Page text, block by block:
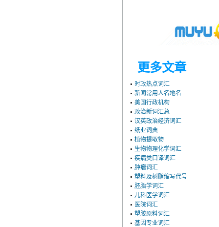
更多文章
时政热点词汇
新闻常用人名地名
美国行政机构
政治新词汇总
汉英政治经济词汇
纸业词典
植物提取物
生物物理化学词汇
疾病类口译词汇
肿瘤词汇
塑料及树脂缩写代号
胚胎学词汇
儿科医学词汇
医院词汇
塑胶原料词汇
基因专业词汇